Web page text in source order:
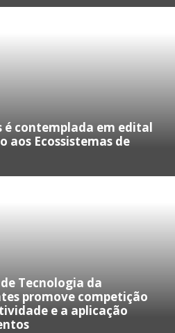
é contemplada em edital
aos Ecossistemas de
Tecnologia da
promove competição
e a aplicação